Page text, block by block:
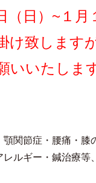
（日）~１月
け致します
いいたします
関節症・腰痛・膝
レルギー・鍼治療等